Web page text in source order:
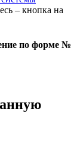
– кнопка на
по форме №